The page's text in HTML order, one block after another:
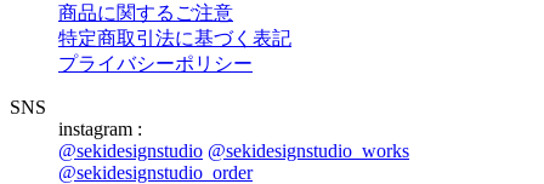
商品に関するご注意
特定商取引法に基づく表記
プライバシーポリシー
SNS
instagram :
@sekidesignstudio @sekidesignstudio_works
@sekidesignstudio_order